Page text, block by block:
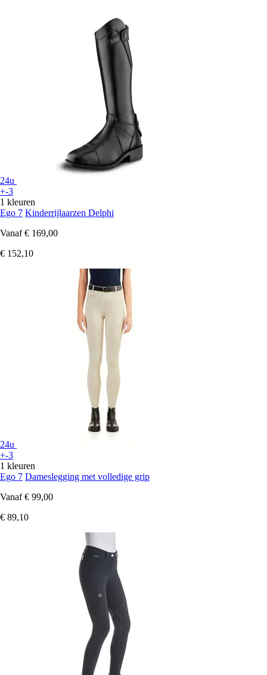
24u
+-3
1 kleuren
Ego 7 Kinderrijlaarzen Delphi
Vanaf € 169,00
€ 152,10
24u
+-3
1 kleuren
Ego 7 Dameslegging met volledige grip
Vanaf € 99,00
€ 89,10